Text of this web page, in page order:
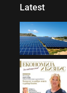
Latest